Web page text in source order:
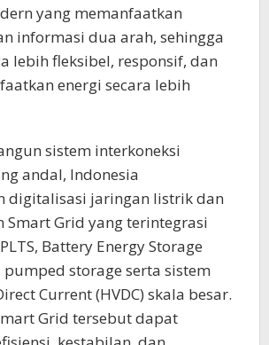
yang memanfaatkan
informasi dua arah, sehingga
lebih fleksibel, responsif, dan
energi secara lebih
sistem interkoneksi
andal, Indonesia
digitalisasi jaringan listrik dan
Smart Grid yang terintegrasi
Battery Energy Storage
pumped storage serta sistem
Current (HVDC) skala besar.
Grid tersebut dapat